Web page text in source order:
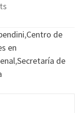
,Centro de
en
,Secretaría de